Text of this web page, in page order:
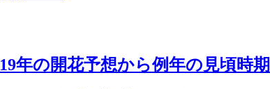
年の開花予想から例年の見頃時